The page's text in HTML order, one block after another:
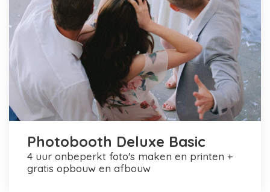
Photobooth Deluxe Basic
4 uur onbeperkt foto's maken en printen +
gratis opbouw en afbouw